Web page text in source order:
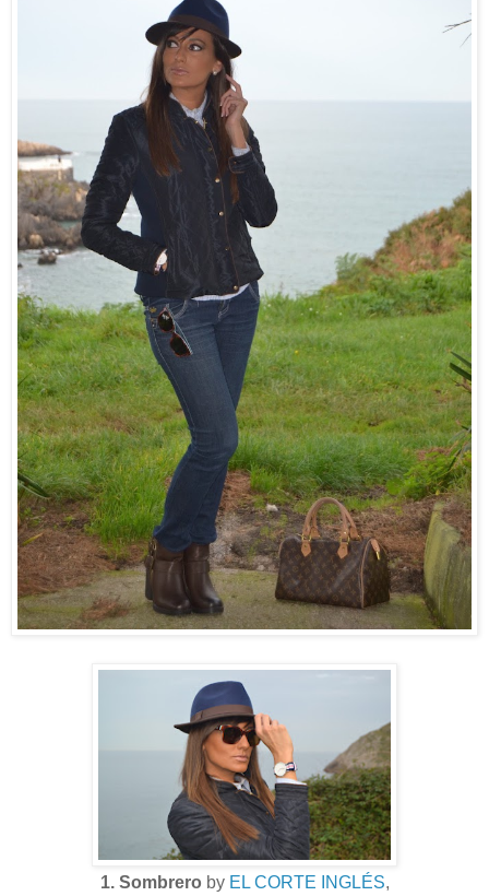
1. Sombrero by EL CORTE INGLÉS,